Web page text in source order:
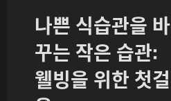
나쁜 식습관을 바
꾸는 작은 습관:
웰빙을 위한 첫걸